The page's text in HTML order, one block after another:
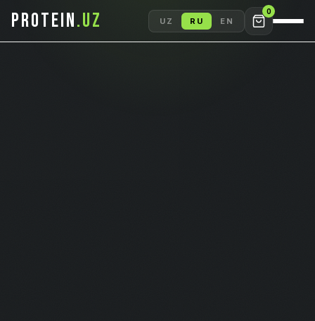
PROTEIN.UZ UZ RU EN
0